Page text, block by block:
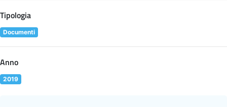
Tipologia
Documenti
Anno
2019